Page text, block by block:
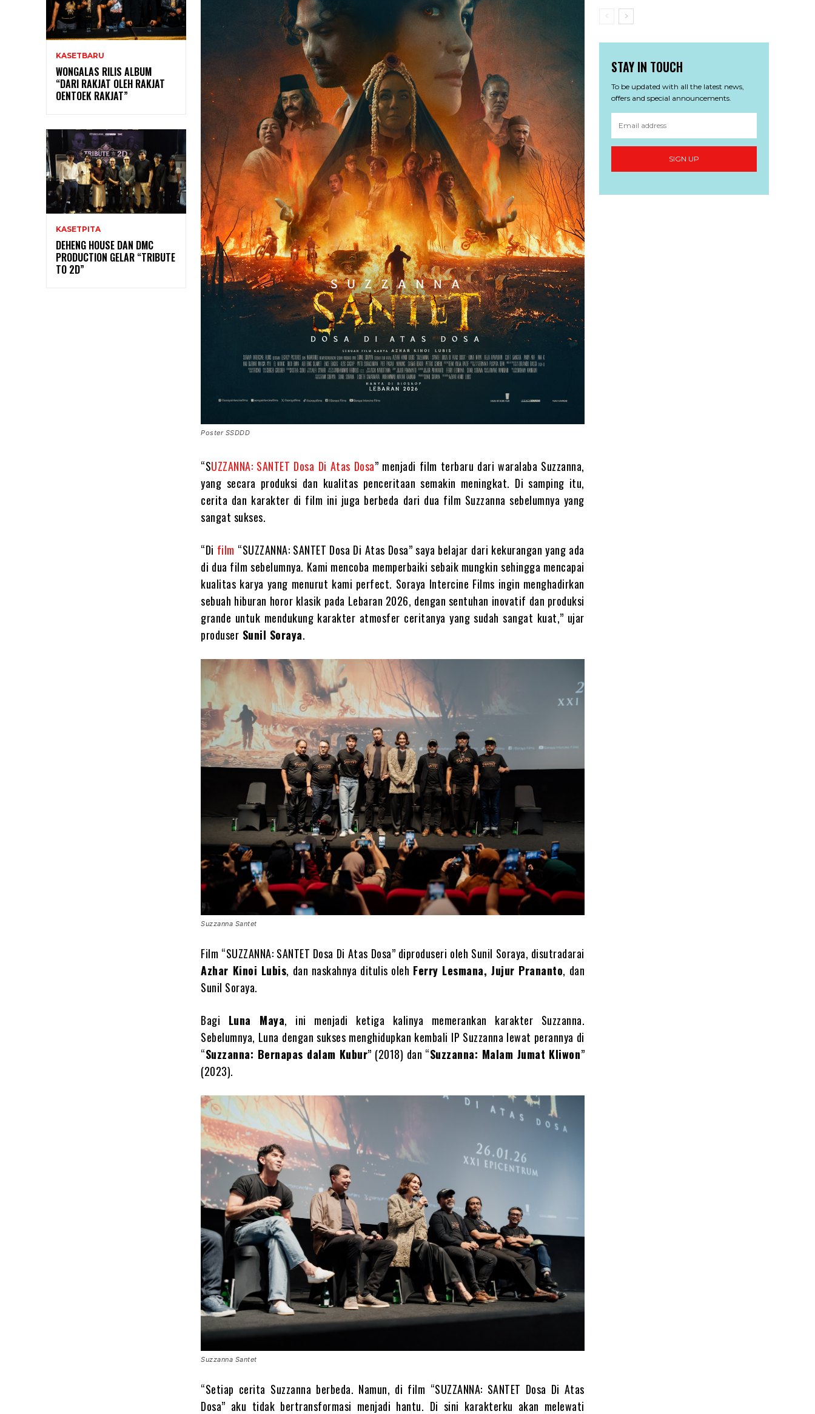
KASETBARU
WONGALAS RILIS ALBUM
“DARI RAKJAT OLEH RAKJAT
OENTOEK RAKJAT”
KASETPITA
DEHENG HOUSE DAN DMC
PRODUCTION GELAR “TRIBUTE
TO 2D”
Poster SSDDD
“SUZZANNA: SANTET Dosa Di Atas Dosa” menjadi film terbaru dari waralaba Suzzanna,
yang secara produksi dan kualitas penceritaan semakin meningkat. Di samping itu,
cerita dan karakter di film ini juga berbeda dari dua film Suzzanna sebelumnya yang
sangat sukses.
“Di film “SUZZANNA: SANTET Dosa Di Atas Dosa” saya belajar dari kekurangan yang ada
di dua film sebelumnya. Kami mencoba memperbaiki sebaik mungkin sehingga mencapai
kualitas karya yang menurut kami perfect. Soraya Intercine Films ingin menghadirkan
sebuah hiburan horor klasik pada Lebaran 2026, dengan sentuhan inovatif dan produksi
grande untuk mendukung karakter atmosfer ceritanya yang sudah sangat kuat,” ujar
produser Sunil Soraya.
Suzzanna Santet
Film “SUZZANNA: SANTET Dosa Di Atas Dosa” diproduseri oleh Sunil Soraya, disutradarai
Azhar Kinoi Lubis, dan naskahnya ditulis oleh Ferry Lesmana, Jujur Prananto, dan
Sunil Soraya.
Bagi Luna Maya, ini menjadi ketiga kalinya memerankan karakter Suzzanna.
Sebelumnya, Luna dengan sukses menghidupkan kembali IP Suzzanna lewat perannya di
“Suzzanna: Bernapas dalam Kubur” (2018) dan “Suzzanna: Malam Jumat Kliwon”
(2023).
Suzzanna Santet
“Setiap cerita Suzzanna berbeda. Namun, di film “SUZZANNA: SANTET Dosa Di Atas
Dosa” aku tidak bertransformasi menjadi hantu. Di sini karakterku akan melewati
STAY IN TOUCH
To be updated with all the latest news,
offers and special announcements.
SIGN UP